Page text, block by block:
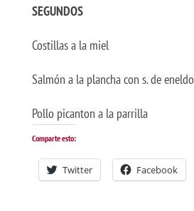
SEGUNDOS
Costillas a la miel
Salmón a la plancha con s. de eneldo
Pollo picanton a la parrilla
Comparte esto:
Twitter Facebook